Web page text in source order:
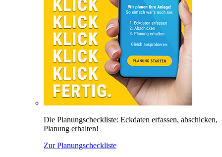
Die Planungscheckliste: Eckdaten erfassen, abschicken,
Planung erhalten!
Zur Planungscheckliste